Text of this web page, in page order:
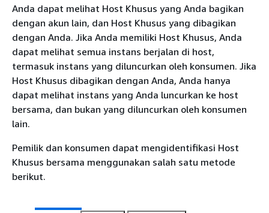
Anda dapat melihat Host Khusus yang Anda bagikan
dengan akun lain, dan Host Khusus yang dibagikan
dengan Anda. Jika Anda memiliki Host Khusus, Anda
dapat melihat semua instans berjalan di host,
termasuk instans yang diluncurkan oleh konsumen. Jika
Host Khusus dibagikan dengan Anda, Anda hanya
dapat melihat instans yang Anda luncurkan ke host
bersama, dan bukan yang diluncurkan oleh konsumen
lain.
Pemilik dan konsumen dapat mengidentifikasi Host
Khusus bersama menggunakan salah satu metode
berikut.